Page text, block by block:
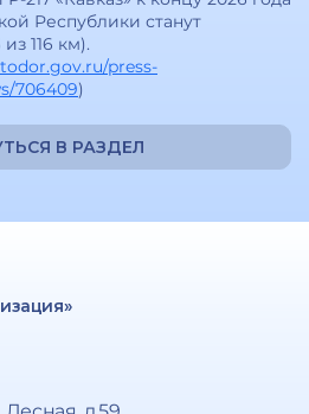
Республики станут
116 км).
press-
706409)
В РАЗДЕЛ